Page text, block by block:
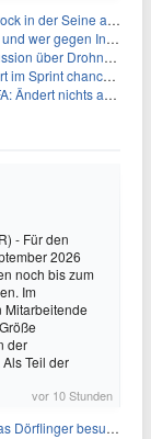
Seine ausgebremst
gegen Infantino?
Drohnenabwehr
Sprint chancenlos
nichts an Boykott
- Für den
2026
noch bis zum
Im
Mitarbeitende
der
Teil der
vor 10 Stunden
im Kammerbezirk Freiburg